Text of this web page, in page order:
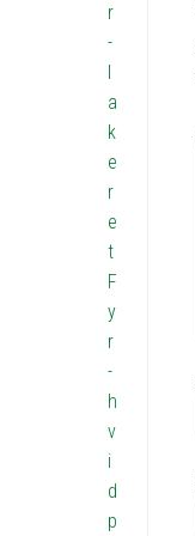
r
-
a
k
e
r
e
t
F
y
r
-
h
v
i
d
p